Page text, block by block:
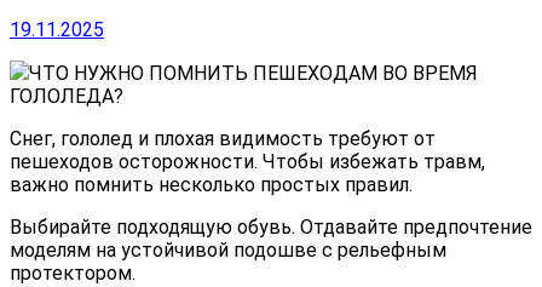
19.11.2025
ЧТО НУЖНО ПОМНИТЬ ПЕШЕХОДАМ ВО ВРЕМЯ
ГОЛОЛЕДА?
Снег, гололед и плохая видимость требуют от
пешеходов осторожности. Чтобы избежать травм,
важно помнить несколько простых правил.
Выбирайте подходящую обувь. Отдавайте предпочтение
моделям на устойчивой подошве с рельефным
протектором.